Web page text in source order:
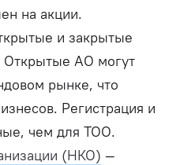
на акции.
и закрытые
Открытые АО могут
рынке, что
Регистрация и
чем для ТОО.
(НКО) —